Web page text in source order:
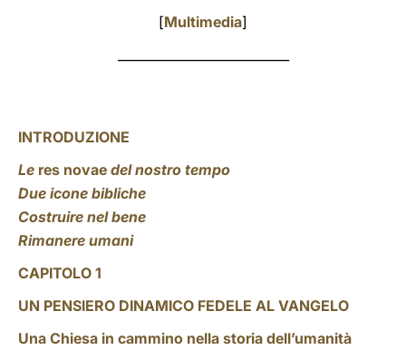
[Multimedia]
INTRODUZIONE
Le res novae del nostro tempo
Due icone bibliche
Costruire nel bene
Rimanere umani
CAPITOLO 1
UN PENSIERO DINAMICO FEDELE AL VANGELO
Una Chiesa in cammino nella storia dell’umanità